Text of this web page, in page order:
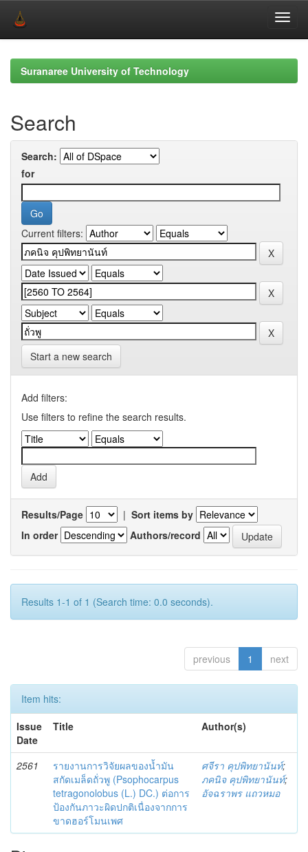
navigationSuranaree University of Technology
Search
Search:
for
Current filters:
Start a new search
Add filters:
Use filters to refine the search results.
Results/Page | Sort items by
In order
Authors/record
Results 1-1 of 1 (Search time: 0.0 seconds).
previous 1 next
Item hits:
Issue
Date
Title Author(s)
2561
รายงานการวิจัยผลของน้ำมัน
สกัดเมล็ดถั่วพู (Psophocarpus
tetragonolobus (L.) DC.) ต่อการ
ป้องกันภาวะผิดปกติเนื่องจากการ
ขาดฮอร์โมนเพศ
ศจีรา คุปพิทยานันท์;
ภคนิจ คุปพิทยานันท์;
อัจฉราพร แถวหมอ